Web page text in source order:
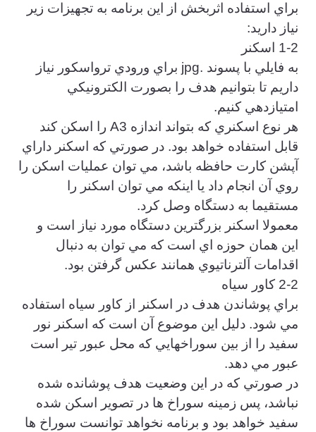
براي استفاده اثربخش از اين برنامه به تجهيزات زير
نياز داريد:
1-2 اسكنر
به فايلي با پسوند .jpg براي ورودي ترواسكور نياز
داريم تا بتوانيم هدف را بصورت الكترونيكي
امتيازدهي كنيم.
هر نوع اسكنري كه بتواند اندازه A3 را اسكن كند
قابل استفاده خواهد بود. در صورتي كه اسكنر داراي
آپشن كارت حافظه باشد، مي توان عمليات اسكن را
روي آن انجام داد يا اينكه مي توان اسكنر را
مستقيما به دستگاه وصل كرد.
معمولا اسكنر بزرگترين دستگاه مورد نياز است و
اين همان حوزه اي است كه مي توان به دنبال
اقدامات آلترناتيوي همانند عكس گرفتن بود.
2-2 كاور سياه
براي پوشاندن هدف در اسكنر از كاور سياه استفاده
مي شود. دليل اين موضوع آن است كه اسكنر نور
سفيد را از بين سوراخهايي كه محل عبور تير است
عبور مي دهد.
در صورتي كه در اين وضعيت هدف پوشانده شده
نباشد، پس زمينه سوراخ ها در تصوير اسكن شده
سفيد خواهد بود و برنامه نخواهد توانست سوراخ ها